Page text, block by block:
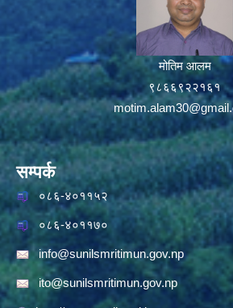
मोतिम आलम
९८६६९२२१६१
सम्पर्क
०८६-४०११५२
०८६-४०११७०
info@sunilsmritimun.gov.np
ito@sunilsmritimun.gov.np